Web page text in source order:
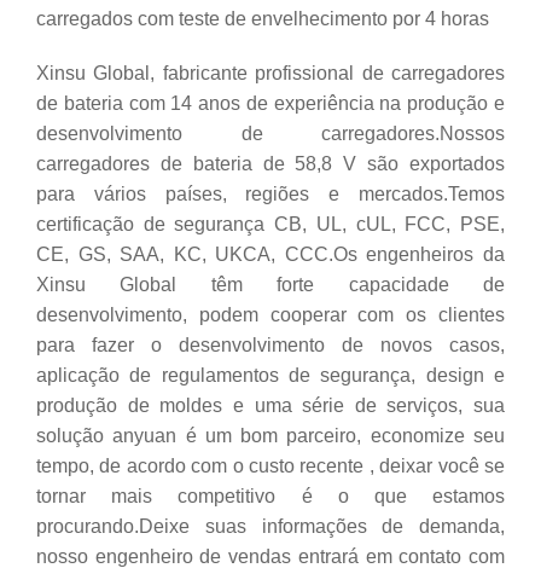
carregados com teste de envelhecimento por 4 horas
Xinsu Global, fabricante profissional de carregadores
de bateria com 14 anos de experiência na produção e
desenvolvimento de carregadores.Nossos
carregadores de bateria de 58,8 V são exportados
para vários países, regiões e mercados.Temos
certificação de segurança CB, UL, cUL, FCC, PSE,
CE, GS, SAA, KC, UKCA, CCC.Os engenheiros da
Xinsu Global têm forte capacidade de
desenvolvimento, podem cooperar com os clientes
para fazer o desenvolvimento de novos casos,
aplicação de regulamentos de segurança, design e
produção de moldes e uma série de serviços, sua
solução anyuan é um bom parceiro, economize seu
tempo, de acordo com o custo recente , deixar você se
tornar mais competitivo é o que estamos
procurando.Deixe suas informações de demanda,
nosso engenheiro de vendas entrará em contato com